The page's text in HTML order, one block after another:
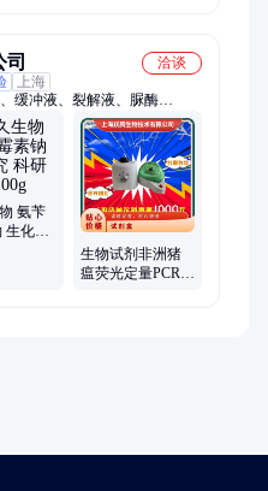
洽谈
上海
缓冲液、裂解液、脲酶
氧化酶、胰α淀粉酶、β-葡萄
测试剂盒、tRNA转运核糖核
酶、L-乳酸脱氢酶、过氧化氢
酚、三羟甲基氨基甲烷、二硫
红)、乙基紫、土壤检测试剂
氨苄
生化研
生物试剂非洲猪
瘟荧光定量PCR检